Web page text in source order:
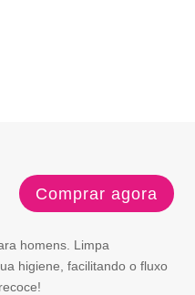
Comprar agora
homens. Limpa
higiene, facilitando o fluxo